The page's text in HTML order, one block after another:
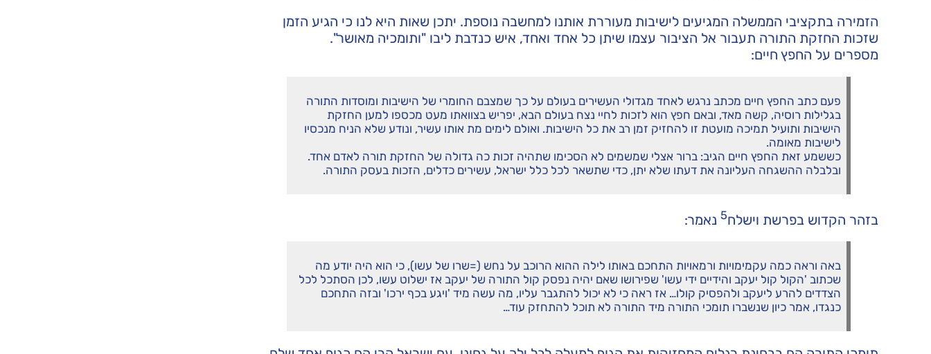
הזמירה בתקציבי הממשלה המגיעים לישיבות מעוררת אותנו למחשבה נוספת. יתכן שאות היא לנו כי הגיע הזמן
שזכות החזקת התורה תעבור אל הציבור עצמו שיתן כל אחד ואחד, איש כנדבת ליבו "ותומכיה מאושר".
מספרים על החפץ חיים:
פעם כתב החפץ חיים מכתב נרגש לאחד מגדולי העשירים בעולם על כך שמצבם החומרי של הישיבות ומוסדות התורה
בגלילות רוסיה, קשה מאד, ובאם חפץ הוא לזכות לחיי נצח בעולם הבא, יפריש בצוואתו מעט מכספו למען החזקת
הישיבות ותועיל תמיכה מועטת זו להחזיק זמן רב את כל הישיבות. ואולם לימים מת אותו עשיר, ונודע שלא הניח מנכסיו
לישיבות מאומה.
כששמע זאת החפץ חיים הגיב: ברור אצלי שמשמים לא הסכימו שתהיה זכות כה גדולה של החזקת תורה לאדם אחד.
ובלבלה ההשגחה העליונה את דעתו שלא יתן, כדי שתשאר לכל כלל ישראל, עשירים כדלים, הזכות בעסק התורה.
בזהר הקדוש בפרשת וישלח5נאמר:
באה וראה כמה עקמימויות ורמאויות התחכם באותו לילה ההוא הרוכב על נחש (=שרו של עשו), כי הוא היה יודע מה
שכתוב 'הקול קול יעקב והידיים ידי עשו' שפירושו שאם יהיה נפסק קול התורה של יעקב אז ישלוט עשו, לכן הסתכל לכל
הצדדים להרע ליעקב ולהפסיק קולו… אז ראה כי לא יכול להתגבר עליו, מה עשה מיד 'ויגע בכף ירכו' ובזה התחכם
כנגדו, אמר כיון שנשברו תומכי התורה מיד התורה לא תוכל להתחזק עוד…